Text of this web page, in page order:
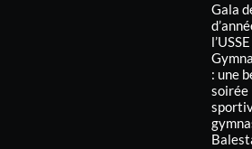
Gala
l’USSE
: une
soirée